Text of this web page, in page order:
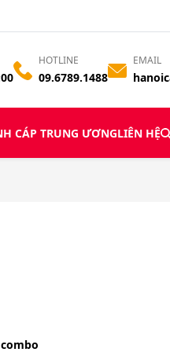
HOTLINE
09.6789.1488
EMAIL
CÁP TRUNG ƯƠNGLIÊN HỆ